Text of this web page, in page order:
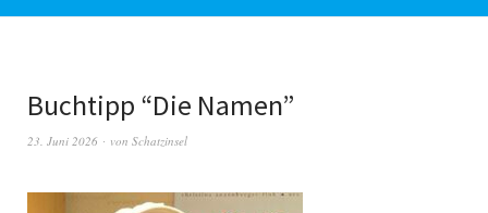
Buchtipp “Die Namen”
23. Juni 2026 von Schatzinsel